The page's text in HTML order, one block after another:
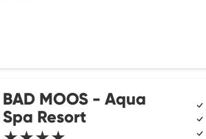
BAD MOOS - Aqua
Spa Resort